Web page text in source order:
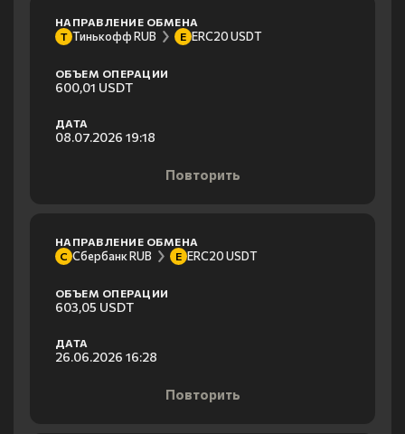
НАПРАВЛЕНИЕ ОБМЕНА
Т Тинькофф RUB E ERC20 USDT
ОБЪЕМ ОПЕРАЦИИ
600,01 USDT
ДАТА
08.07.2026 19:18
Повторить
НАПРАВЛЕНИЕ ОБМЕНА
С Сбербанк RUB E ERC20 USDT
ОБЪЕМ ОПЕРАЦИИ
603,05 USDT
ДАТА
26.06.2026 16:28
Повторить